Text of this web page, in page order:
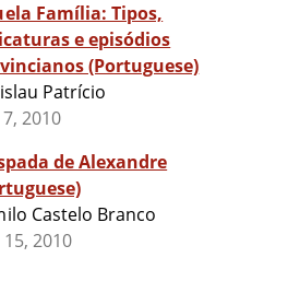
Família: Tipos,
e episódios
(Portuguese)
Patrício
2010
de Alexandre
Castelo Branco
2010